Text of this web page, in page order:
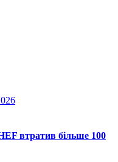
втратив більше 100